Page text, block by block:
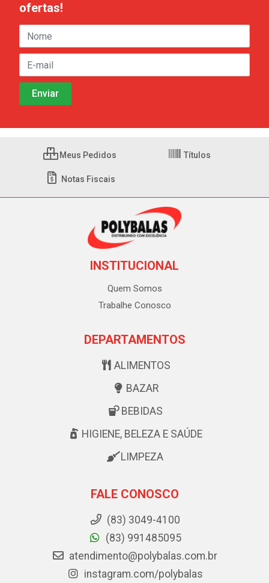
ofertas!
Meus Pedidos Títulos
Notas Fiscais
INSTITUCIONAL
Quem Somos
Trabalhe Conosco
DEPARTAMENTOS
ALIMENTOS
BAZAR
BEBIDAS
HIGIENE, BELEZA E SAÚDE
LIMPEZA
FALE CONOSCO
(83) 3049-4100
(83) 991485095
atendimento@polybalas.com.br
instagram.com/polybalas